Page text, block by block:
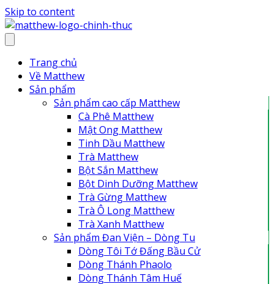
Skip to content
Trang chủ
Về Matthew
Sản phẩm
Sản phẩm cao cấp Matthew
Cà Phê Matthew
Mật Ong Matthew
Tinh Dầu Matthew
Trà Matthew
Bột Sắn Matthew
Bột Dinh Dưỡng Matthew
Trà Gừng Matthew
Trà Ô Long Matthew
Trà Xanh Matthew
Sản phẩm Đan Viện – Dòng Tu
Dòng Tôi Tớ Đấng Bầu Cử
Dòng Thánh Phaolo
Dòng Thánh Tâm Huế